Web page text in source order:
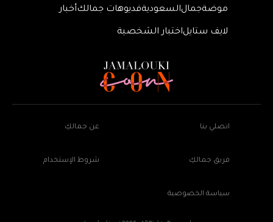
موضةجمالالسعوديةفديوهات جمالكأخبار
لايف ستايلاختبار الشخصية
اتصلي بنا عن جمالكِ
فريق جمالكِ شروط الإستخدام
سياسة الخصوصية